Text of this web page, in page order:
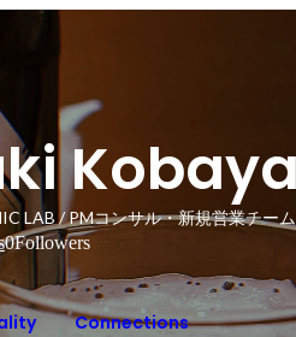
LAB / PMコンサル・新規営業チー
0Followers
Connections